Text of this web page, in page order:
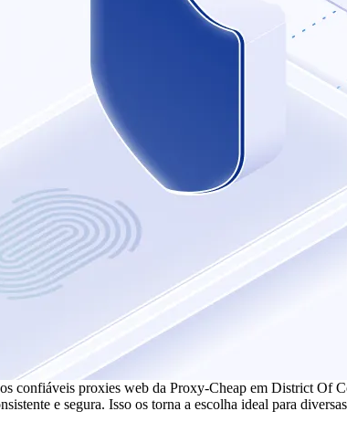
confiáveis proxies web da Proxy-Cheap em District Of
e segura. Isso os torna a escolha ideal para